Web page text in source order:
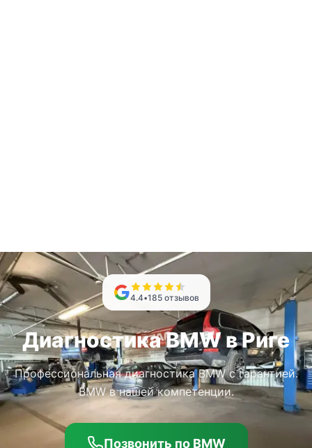
4.4•185 отзывов
Диагностика BMW в Риге
Профессиональная диагностика BMW с гарантией.
BMW в нашей компетенции.
Позвонить по BMW